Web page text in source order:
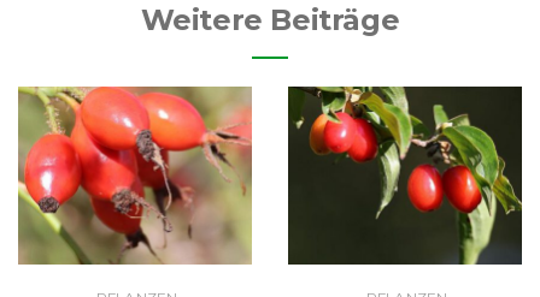
Weitere Beiträge